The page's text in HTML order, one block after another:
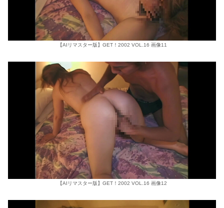
【AIリマスター版】GET！2002 VOL.16 画像11
【AIリマスター版】GET！2002 VOL.16 画像12